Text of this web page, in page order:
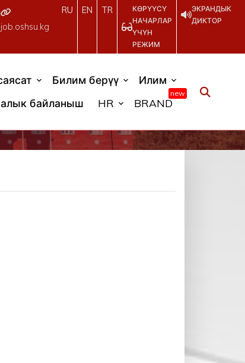
job.oshsu.kg
RU EN TR
КӨРҮҮСҮ
НАЧАРЛАР
ҮЧҮН
РЕЖИМ
ЭКРАНДЫК
ДИКТОР
Билим берүү
Илим
байланыш
HR BRAND
new